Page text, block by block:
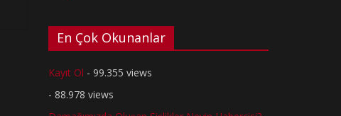
En Çok Okunanlar
Kayıt Ol - 99.355 views
- 88.978 views